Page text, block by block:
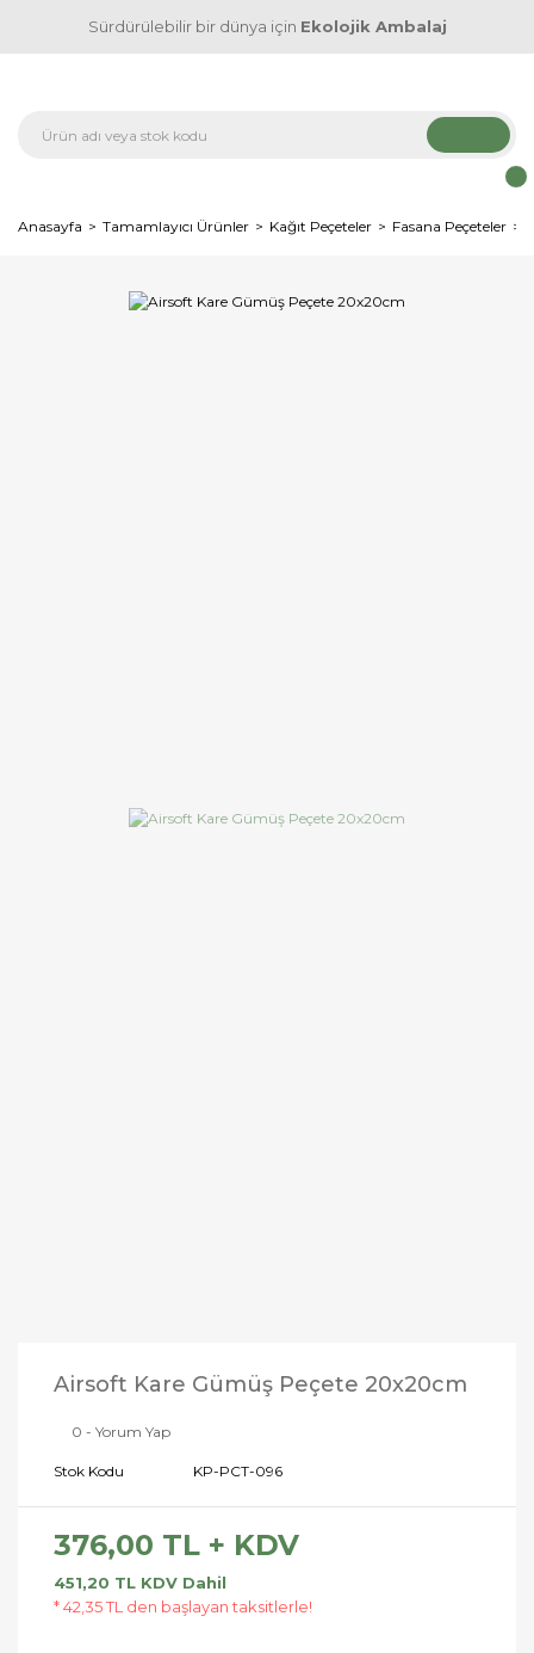
Sürdürülebilir bir dünya için Ekolojik Ambalaj
Anasayfa Tamamlayıcı Ürünler Kağıt Peçeteler Fasana Peçeteler
Airsoft Kare Gümüş Peçete 20x20cm
0 - Yorum Yap
Stok Kodu KP-PCT-096
376,00 TL + KDV
451,20 TL KDV Dahil
* 42,35 TL den başlayan taksitlerle!